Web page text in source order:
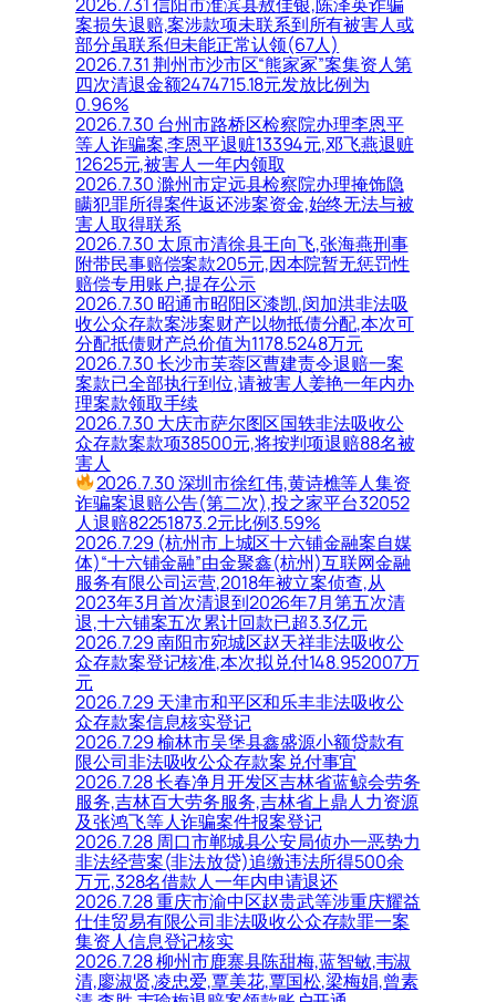
案损失退赔,案涉款项未联系到所有被害人或
部分虽联系但未能正常认领(67人)
2026.7.31 荆州市沙市区“熊家冢”案集资人第
四次清退金额2474715.18元发放比例为
0.96%
2026.7.30 台州市路桥区检察院办理李恩平
等人诈骗案,李恩平退赃13394元,邓飞燕退赃
12625元,被害人一年内领取
2026.7.30 滁州市定远县检察院办理掩饰隐
瞒犯罪所得案件返还涉案资金,始终无法与被
害人取得联系
2026.7.30 太原市清徐县王向飞,张海燕刑事
附带民事赔偿案款205元,因本院暂无惩罚性
赔偿专用账户,提存公示
2026.7.30 昭通市昭阳区漆凯,闵加洪非法吸
收公众存款案涉案财产以物抵债分配,本次可
分配抵债财产总价值为1178.5248万元
2026.7.30 长沙市芙蓉区曹建责令退赔一案
案款已全部执行到位,请被害人姜艳一年内办
理案款领取手续
2026.7.30 大庆市萨尔图区国轶非法吸收公
众存款案款项38500元,将按判项退赔88名被
害人
2026.7.30 深圳市徐红伟,黄诗樵等人集资
诈骗案退赔公告(第二次),投之家平台32052
人退赔82251873.2元比例3.59%
2026.7.29 (杭州市上城区十六铺金融案自媒
体)“十六铺金融”由金聚鑫(杭州)互联网金融
服务有限公司运营,2018年被立案侦查,从
2023年3月首次清退到2026年7月第五次清
退,十六铺案五次累计回款已超3.3亿元
2026.7.29 南阳市宛城区赵天祥非法吸收公
众存款案登记核准,本次拟兑付148.952007万
元
2026.7.29 天津市和平区和乐丰非法吸收公
众存款案信息核实登记
2026.7.29 榆林市吴堡县鑫盛源小额贷款有
限公司非法吸收公众存款案兑付事宜
2026.7.28 长春净月开发区吉林省蓝鲸会劳务
服务,吉林百大劳务服务,吉林省上鼎人力资源
及张鸿飞等人诈骗案件报案登记
2026.7.28 周口市郸城县公安局侦办一恶势力
非法经营案(非法放贷)追缴违法所得500余
万元,328名借款人一年内申请退还
2026.7.28 重庆市渝中区赵贵武等涉重庆耀益
仕佳贸易有限公司非法吸收公众存款罪一案
集资人信息登记核实
2026.7.28 柳州市鹿寨县陈甜梅,蓝智敏,韦淑
清,廖淑贤,凌忠爱,覃美花,覃国松,梁梅娟,曾素